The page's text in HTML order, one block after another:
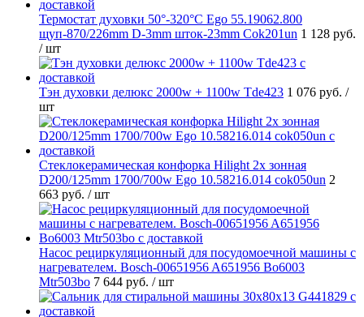
Термостат духовки 50°-320°C Ego 55.19062.800
щуп-870/226mm D-3mm шток-23mm Cok201un 1 128 руб.
/ шт
Тэн духовки делюкс 2000w + 1100w Tde423 1 076 руб. /
шт
Стеклокерамическая конфорка Hilight 2х зонная
D200/125mm 1700/700w Ego 10.58216.014 cok050un 2
663 руб. / шт
Насос рециркуляционный для посудомоечной машины с
нагревателем. Bosch-00651956 A651956 Bo6003
Mtr503bo 7 644 руб. / шт